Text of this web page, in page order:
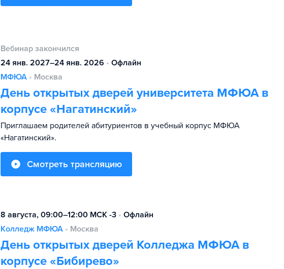
Вебинар закончился
24 янв. 2027–24 янв. 2026 • Офлайн
МФЮА • Москва
День открытых дверей университета МФЮА в
корпусе «Нагатинский»
Приглашаем родителей абитуриентов в учебный корпус МФЮА
«Нагатинский».
Смотреть трансляцию
8 августа, 09:00–12:00 МСК -3 • Офлайн
Колледж МФЮА • Москва
День открытых дверей Колледжа МФЮА в
корпусе «Бибирево»